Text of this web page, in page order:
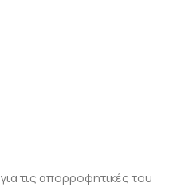
τις απορροφητικές του